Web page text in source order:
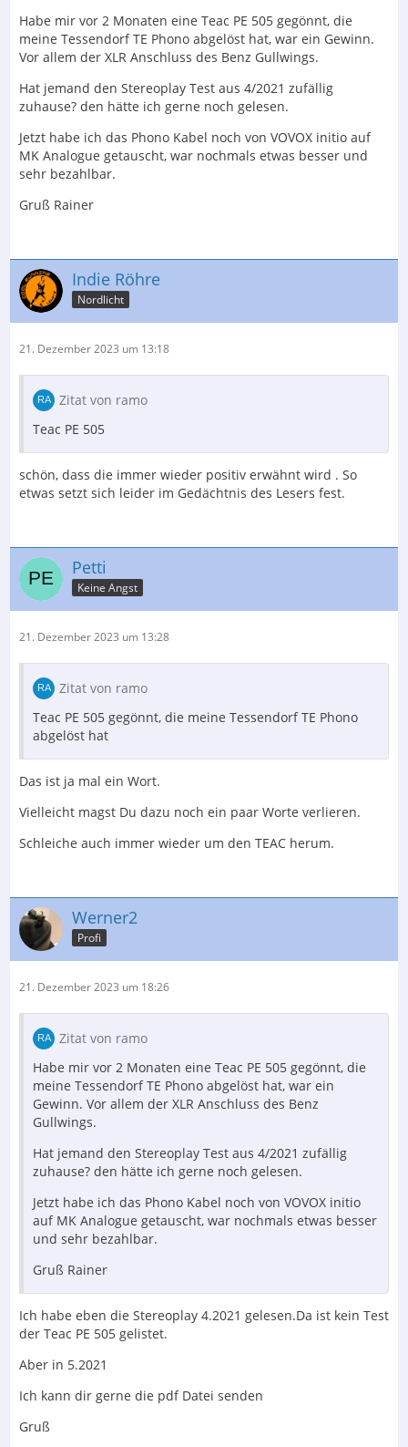
Habe mir vor 2 Monaten eine Teac PE 505 gegönnt, die
meine Tessendorf TE Phono abgelöst hat, war ein Gewinn.
Vor allem der XLR Anschluss des Benz Gullwings.
Hat jemand den Stereoplay Test aus 4/2021 zufällig
zuhause? den hätte ich gerne noch gelesen.
Jetzt habe ich das Phono Kabel noch von VOVOX initio auf
MK Analogue getauscht, war nochmals etwas besser und
sehr bezahlbar.
Gruß Rainer
Indie Röhre
Nordlicht
21. Dezember 2023 um 13:18
Zitat von ramo
Teac PE 505
schön, dass die immer wieder positiv erwähnt wird . So
etwas setzt sich leider im Gedächtnis des Lesers fest.
Petti
Keine Angst
21. Dezember 2023 um 13:28
Zitat von ramo
Teac PE 505 gegönnt, die meine Tessendorf TE Phono
abgelöst hat
Das ist ja mal ein Wort.
Vielleicht magst Du dazu noch ein paar Worte verlieren.
Schleiche auch immer wieder um den TEAC herum.
Werner2
Profi
21. Dezember 2023 um 18:26
Zitat von ramo
Habe mir vor 2 Monaten eine Teac PE 505 gegönnt, die
meine Tessendorf TE Phono abgelöst hat, war ein
Gewinn. Vor allem der XLR Anschluss des Benz
Gullwings.
Hat jemand den Stereoplay Test aus 4/2021 zufällig
zuhause? den hätte ich gerne noch gelesen.
Jetzt habe ich das Phono Kabel noch von VOVOX initio
auf MK Analogue getauscht, war nochmals etwas besser
und sehr bezahlbar.
Gruß Rainer
Ich habe eben die Stereoplay 4.2021 gelesen.Da ist kein Test
der Teac PE 505 gelistet.
Aber in 5.2021
Ich kann dir gerne die pdf Datei senden
Gruß